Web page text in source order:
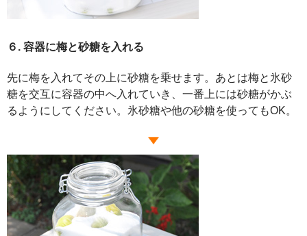
６. 容器に梅と砂糖を入れる
先に梅を入れてその上に砂糖を乗せます。あとは梅と氷砂
糖を交互に容器の中へ入れていき、一番上には砂糖がかぶ
るようにしてください。氷砂糖や他の砂糖を使ってもOK。